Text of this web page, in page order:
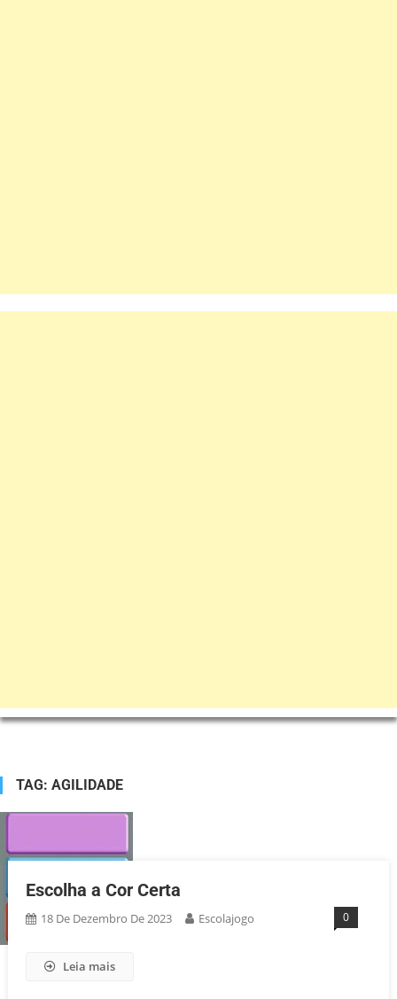
TAG: AGILIDADE
Escolha a Cor Certa
18 De Dezembro De 2023 Escolajogo 0
Leia mais